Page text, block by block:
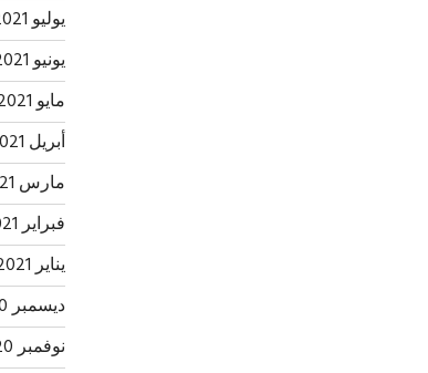
يوليو 2021
يونيو 2021
مايو 2021
أبريل 2021
مارس 2021
فبراير 2021
يناير 2021
ديسمبر 2020
نوفمبر 2020